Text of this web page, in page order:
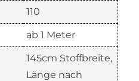
110
ab 1 Meter
145cm Stoffbreite,
Länge nach